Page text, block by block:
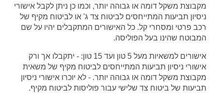
מקבוצת משקל דומה או גבוהה יותר, וכמו כן ניתן לקבל אישורי
ניסיון תביעות המתייחסים לביטוח צד ג' או לביטוח מקיף של
רכב פרטי ומסחרי קל. כל האישורים המתקבלים יהיו על שם
המבוטח שהינו בעל הפוליסה.
אישורים למשאיות מעל 5 טון ועד 15 טון: - יתקבלו אך ורק
אישורי ניסיון תביעות המתייחסים לביטוח מקיף של משאית
מקבוצת משקל דומה או גבוהה יותר. - לא יוכרו אישורי ניסיון
תביעות של ביטוח צד שלישי עבור פוליסות לביטוח מקיף.